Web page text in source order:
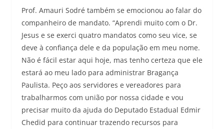
Prof. Amauri Sodré também se emocionou ao falar do
companheiro de mandato. “Aprendi muito com o Dr.
Jesus e se exerci quatro mandatos como seu vice, se
deve à confiança dele e da população em meu nome.
Não é fácil estar aqui hoje, mas tenho certeza que ele
estará ao meu lado para administrar Bragança
Paulista. Peço aos servidores e vereadores para
trabalharmos com união por nossa cidade e vou
precisar muito da ajuda do Deputado Estadual Edmir
Chedid para continuar trazendo recursos para